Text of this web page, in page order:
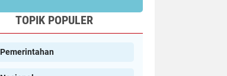
TOPIK POPULER
Pemerintahan